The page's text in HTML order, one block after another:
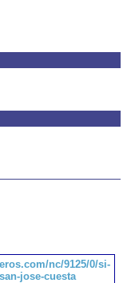
nc/9125/0/si-
jose-cuesta